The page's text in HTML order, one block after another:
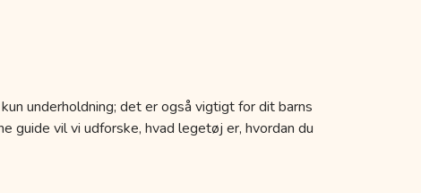
underholdning; det er også vigtigt for dit barns
guide vil vi udforske, hvad legetøj er, hvordan du